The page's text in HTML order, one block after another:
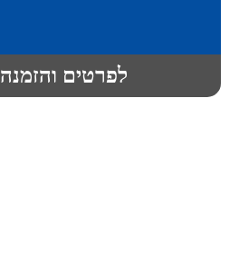
לפרטים והזמנה